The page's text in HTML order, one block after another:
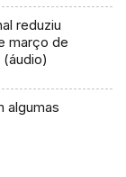
reduziu
março de
algumas